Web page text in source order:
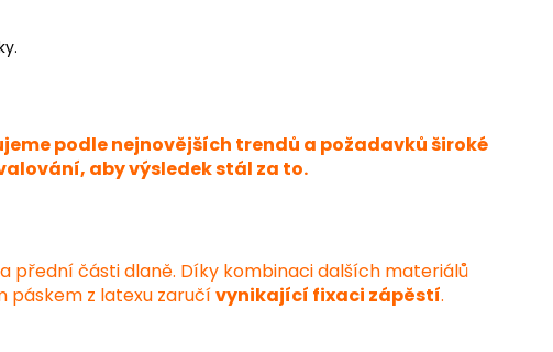
podle nejnovějších trendů a požadavků široké
aby výsledek stál za to.
části dlaně. Díky kombinaci dalších materiálů
páskem z latexu zaručívynikající fixaci zápěstí.